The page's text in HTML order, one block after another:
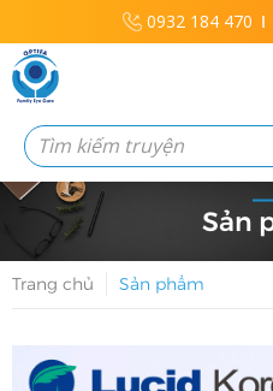
0932 184 470
Sản
Trang chủ Sản phẩm